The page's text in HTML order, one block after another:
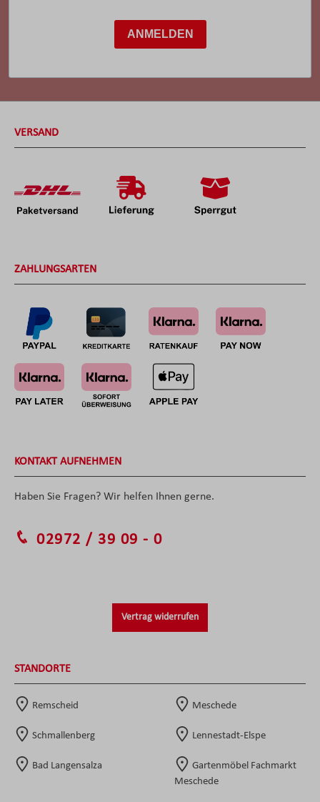
ANMELDEN
VERSAND
ZAHLUNGSARTEN
KONTAKT AUFNEHMEN
Haben Sie Fragen? Wir helfen Ihnen gerne.
02972 / 39 09 - 0
Vertrag widerrufen
STANDORTE
Remscheid Meschede
Schmallenberg Lennestadt-Elspe
Bad Langensalza
Gartenmöbel Fachmarkt
Meschede